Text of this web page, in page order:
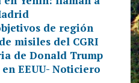
de región
misiles del CGRI
de Donald Trump
EEUU- Noticiero